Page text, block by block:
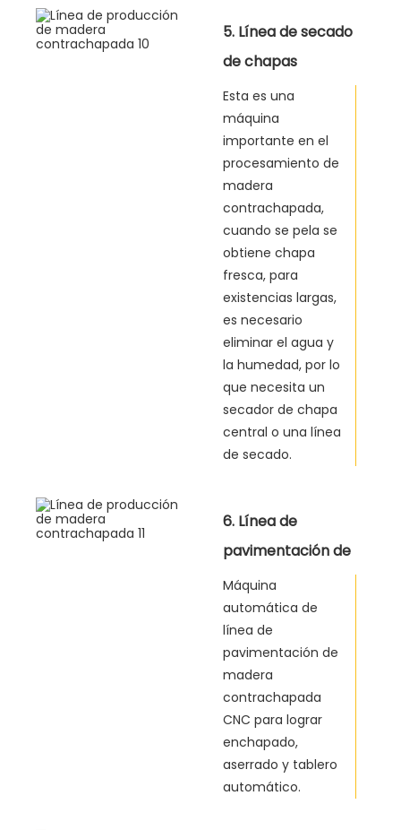
5. Línea de secado
de chapas
Esta es una
máquina
importante en el
procesamiento de
madera
contrachapada,
cuando se pela se
obtiene chapa
fresca, para
existencias largas,
es necesario
eliminar el agua y
la humedad, por lo
que necesita un
secador de chapa
central o una línea
de secado.
6. Línea de
pavimentación de
madera
contrachapada
Máquina
automática de
línea de
pavimentación de
madera
contrachapada
CNC para lograr
enchapado,
aserrado y tablero
automático.